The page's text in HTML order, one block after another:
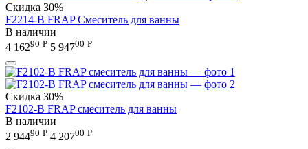
Скидка 30%
F2214-B FRAP Смеситель для ванны
В наличии
4 16290 Р 5 94700 Р
Скидка 30%
F2102-B FRAP смеситель для ванны
В наличии
2 94490 Р 4 20700 Р